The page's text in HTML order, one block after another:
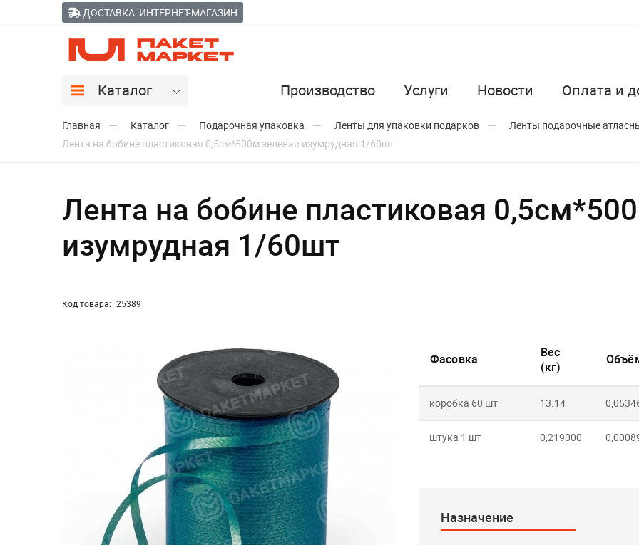
ДОСТАВКА: ИНТЕРНЕТ-МАГАЗИН
Каталог Производство Услуги Новости Оплата и
Главная Каталог Подарочная упаковка Ленты для упаковки подарков
Ленты подарочные
Лента на бобине пластиковая 0,5см*500м зеленая изумрудная 1/60шт
Лента на бобине пластиковая
изумрудная 1/60шт
Код товара: 25389
Фасовка
Вес
(кг)
коробка 60 шт 13.14
штука 1 шт 0,219000
Назначение